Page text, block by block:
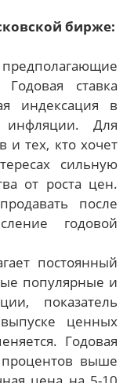
бирже:
ставка
индексация в
инфляции. Для
и тех, кто хочет
сильную
от роста цен.
после
годовой
постоянный
популярные и
показатель
ценных
Годовая
выше